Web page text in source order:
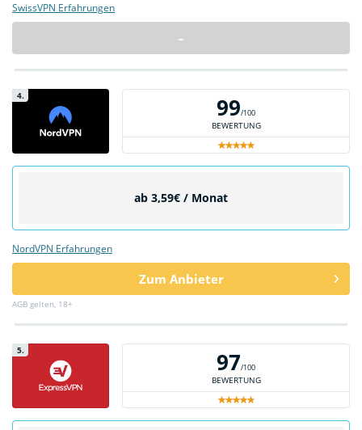
SwissVPN Erfahrungen
–
4. 99/100
BEWERTUNG
ab 3,59€ / Monat
NordVPN Erfahrungen
Zum Anbieter
AGB gelten, 18+
5. 97/100
BEWERTUNG